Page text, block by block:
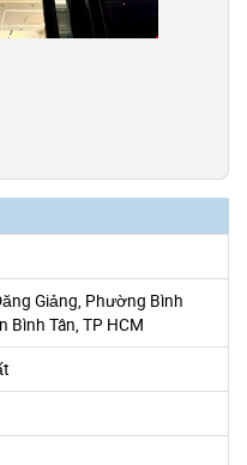
Giảng, Phường Bình
Bình Tân, TP HCM